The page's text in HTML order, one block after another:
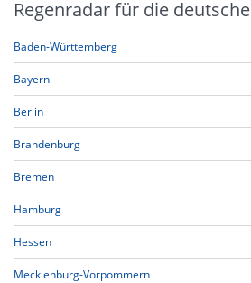
Regenradar für die
Baden-Württemberg
Bayern
Berlin
Brandenburg
Bremen
Hamburg
Hessen
Mecklenburg-Vorpommern